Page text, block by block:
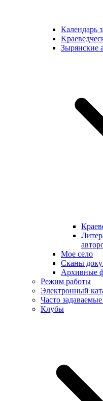
Календарь
Зырянские
Мое село
Сканы
Архивные
Режим работы
Электронный
Часто
Клубы